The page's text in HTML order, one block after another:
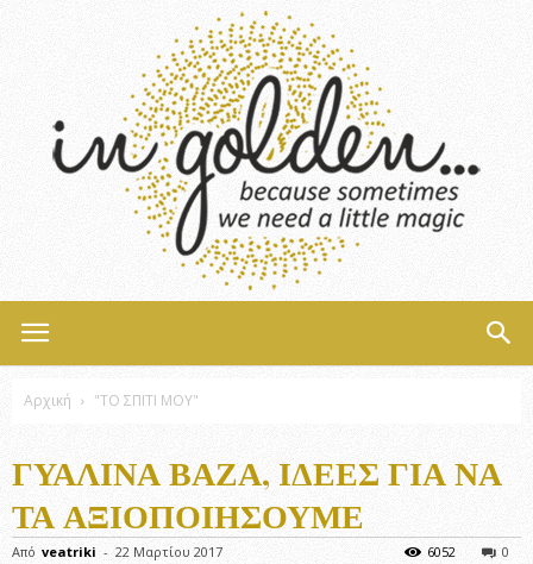
Αρχική "ΤΟ ΣΠΙΤΙ ΜΟΥ"
ΓΥΆΛΙΝΑ ΒΆΖΑ, ΙΔΈΕΣ ΓΙΑ ΝΑ
ΤΑ ΑΞΙΟΠΟΙΉΣΟΥΜΕ
Από veatriki - 22 Μαρτίου 2017 0
6052